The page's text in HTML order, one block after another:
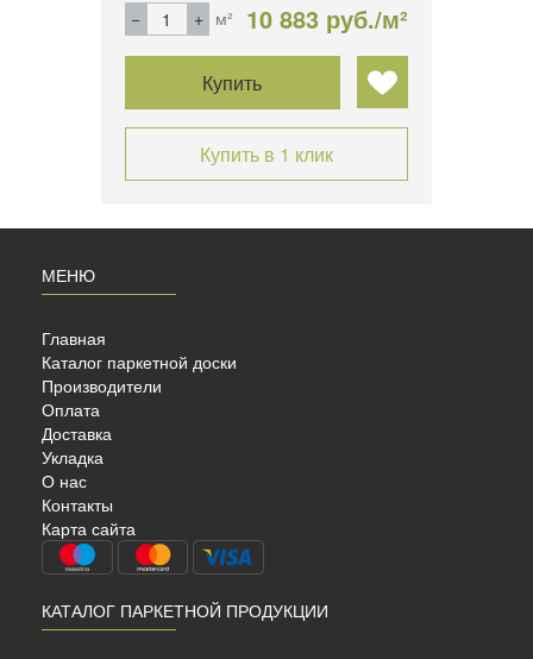
м²
10 883 руб./м²
Купить
Купить в 1 клик
МЕНЮ
Главная
Каталог паркетной доски
Производители
Оплата
Доставка
Укладка
О нас
Контакты
Карта сайта
КАТАЛОГ ПАРКЕТНОЙ ПРОДУКЦИИ